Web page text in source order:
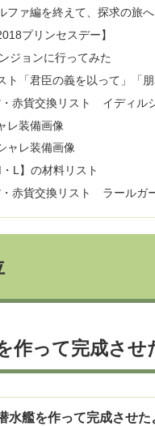
ァ編を終えて、探求の旅へ
プリンセスデー】
ジョンに行ってみた
「君臣の義を以って」「
赤貨交換リスト イディル
装備画像
レ装備画像
L】の材料リスト
赤貨交換リスト ラールガ
って完成させ
水艦を作って完成させた